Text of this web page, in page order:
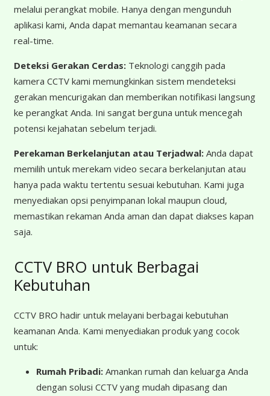
melalui perangkat mobile. Hanya dengan mengunduh
aplikasi kami, Anda dapat memantau keamanan secara
real-time.
Deteksi Gerakan Cerdas:Teknologi canggih pada
kamera CCTV kami memungkinkan sistem mendeteksi
gerakan mencurigakan dan memberikan notifikasi langsung
ke perangkat Anda. Ini sangat berguna untuk mencegah
potensi kejahatan sebelum terjadi.
Perekaman Berkelanjutan atau Terjadwal:Anda dapat
memilih untuk merekam video secara berkelanjutan atau
hanya pada waktu tertentu sesuai kebutuhan. Kami juga
menyediakan opsi penyimpanan lokal maupun cloud,
memastikan rekaman Anda aman dan dapat diakses kapan
saja.
CCTV BRO untuk Berbagai
Kebutuhan
CCTV BRO hadir untuk melayani berbagai kebutuhan
keamanan Anda. Kami menyediakan produk yang cocok
untuk:
Rumah Pribadi: Amankan rumah dan keluarga Anda
dengan solusi CCTV yang mudah dipasang dan